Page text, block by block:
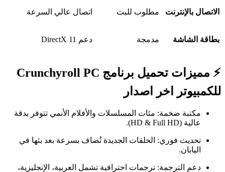
الاتصال بالإنترنت مطلوب للبث اتصال عالي السرعة
بطاقة الشاشة مدمجة دعم DirectX 11
⚡ مميزات تحميل برنامج Crunchyroll PC
للكمبيوتر اخر اصدار
مكتبة ضخمة: مئات المسلسلات والأفلام الأنمي تتوفر بدقة
عالية (HD & Full HD).
تحديث فوري: الحلقات الجديدة تُضاف بسرعة بعد بثها في
اليابان.
دعم الترجمة: ترجمات احترافية تشمل العربية، الإنجليزية،